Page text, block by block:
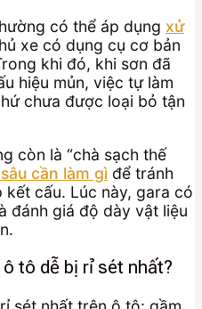
có thể áp dụng xử
xe có dụng cụ cơ bản
khi đó, khi sơn đã
hiệu mủn, việc tự làm
chưa được loại bỏ tận
còn là “chà sạch thế
cần làm gì để tránh
cấu. Lúc này, gara có
đánh giá độ dày vật liệu
tô dễ bị rỉ sét nhất?